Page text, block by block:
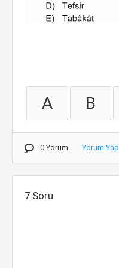
A B
0 Yorum Yorum Yap
7.Soru